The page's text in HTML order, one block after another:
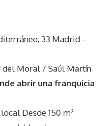
33 Madrid –
del Moral / Saúl Martín
abrir una franquicia
Desde 150 m²